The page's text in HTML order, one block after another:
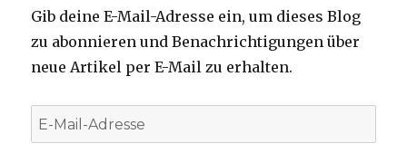
Gib deine E-Mail-Adresse ein, um dieses Blog
zu abonnieren und Benachrichtigungen über
neue Artikel per E-Mail zu erhalten.
E-
Mail-